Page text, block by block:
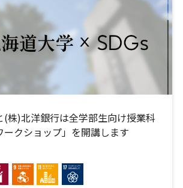
(株)北洋銀行は全学部生向け授業科
ークショップ」を開講します